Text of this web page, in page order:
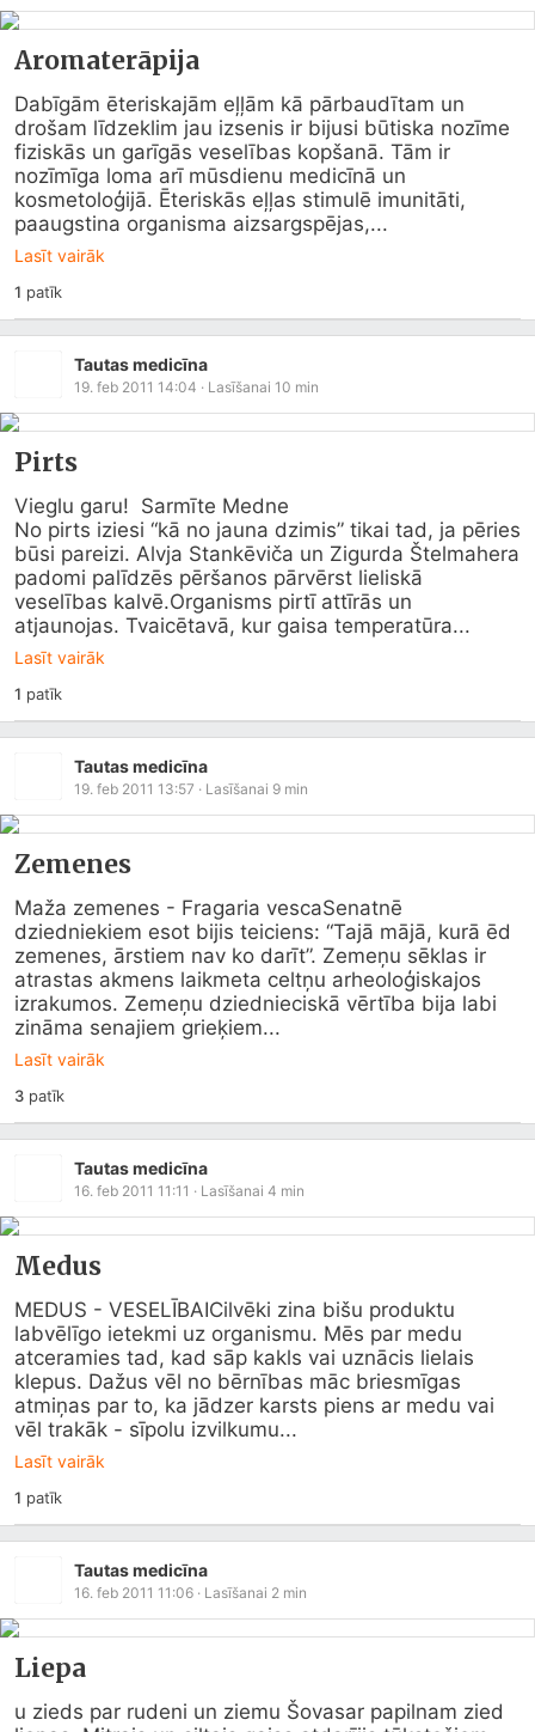
Aromaterāpija
Dabīgām ēteriskajām eļļām kā pārbaudītam un
drošam līdzeklim jau izsenis ir bijusi būtiska nozīme
fiziskās un garīgās veselības kopšanā. Tām ir
nozīmīga loma arī mūsdienu medicīnā un
kosmetoloģijā. Ēteriskās eļļas stimulē imunitāti,
paaugstina organisma aizsargspējas,...
Lasīt vairāk
1 patīk
Tautas medicīna
19. feb 2011 14:04 · Lasīšanai 10 min
Pirts
Vieglu garu!  Sarmīte Medne
No pirts iziesi “kā no jauna dzimis” tikai tad, ja pēries
būsi pareizi. Alvja Stankēviča un Zigurda Štelmahera
padomi palīdzēs pēršanos pārvērst lieliskā
veselības kalvē.Organisms pirtī attīrās un
atjaunojas. Tvaicētavā, kur gaisa temperatūra...
Lasīt vairāk
1 patīk
Tautas medicīna
19. feb 2011 13:57 · Lasīšanai 9 min
Zemenes
Maža zemenes - Fragaria vescaSenatnē
dziedniekiem esot bijis teiciens: “Tajā mājā, kurā ēd
zemenes, ārstiem nav ko darīt”. Zemeņu sēklas ir
atrastas akmens laikmeta celtņu arheoloģiskajos
izrakumos. Zemeņu dziednieciskā vērtība bija labi
zināma senajiem grieķiem...
Lasīt vairāk
3patīk
Tautas medicīna
16. feb 2011 11:11 · Lasīšanai 4 min
Medus
MEDUS - VESELĪBAICilvēki zina bišu produktu
labvēlīgo ietekmi uz organismu. Mēs par medu
atceramies tad, kad sāp kakls vai uznācis lielais
klepus. Dažus vēl no bērnības māc briesmīgas
atmiņas par to, ka jādzer karsts piens ar medu vai
vēl trakāk - sīpolu izvilkumu...
Lasīt vairāk
1 patīk
Tautas medicīna
16. feb 2011 11:06 · Lasīšanai 2 min
Liepa
u zieds par rudeni un ziemu Šovasar papilnam zied